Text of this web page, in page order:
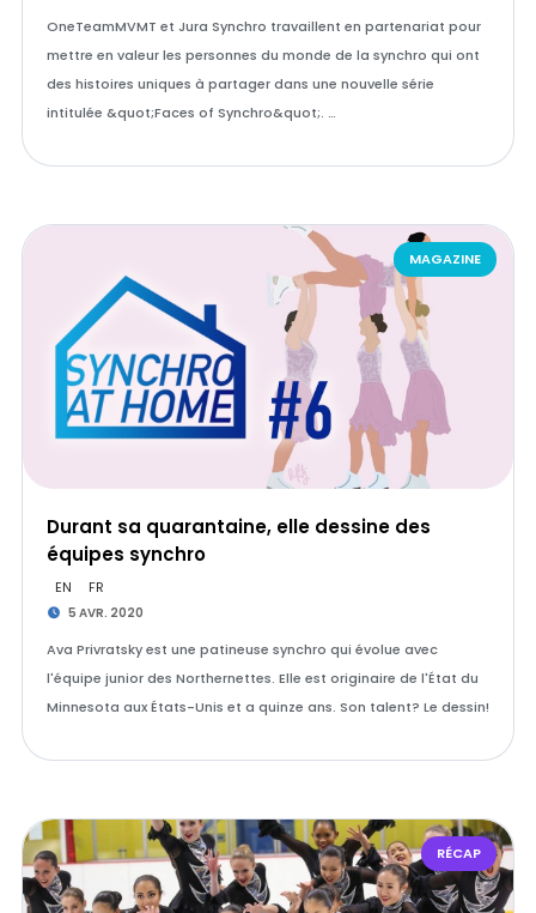
OneTeamMVMT et Jura Synchro travaillent en partenariat pour
mettre en valeur les personnes du monde de la synchro qui ont
des histoires uniques à partager dans une nouvelle série
intitulée &quot;Faces of Synchro&quot;. …
MAGAZINE
Durant sa quarantaine, elle dessine des
équipes synchro
EN FR
5 AVR. 2020
Ava Privratsky est une patineuse synchro qui évolue avec
l'équipe junior des Northernettes. Elle est originaire de l'État du
Minnesota aux États-Unis et a quinze ans. Son talent? Le dessin!
RÉCAP